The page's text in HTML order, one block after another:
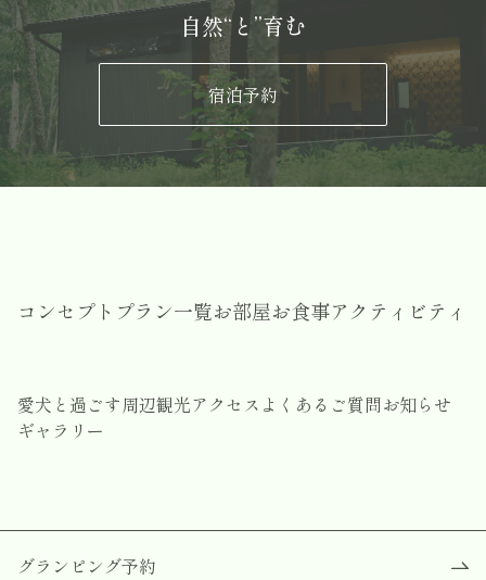
自然“と”育む
宿泊予約
コンセプト プラン一覧お部屋お食事アクティビティ
愛犬と過ごす周辺観光アクセス よくあるご質問お知らせ
ギャラリー
グランピング予約